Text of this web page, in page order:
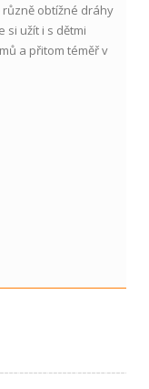
obtížné dráhy
si užít i s dětmi
a přitom téměř v